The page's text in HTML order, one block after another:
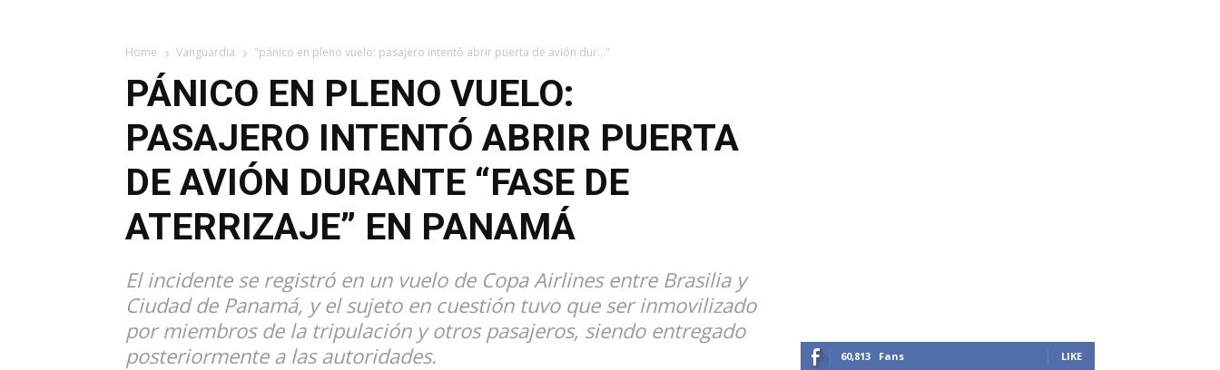
Home Vanguardia "pánico en pleno vuelo: pasajero intentó abrir puerta de avión dur..."
PÁNICO EN PLENO VUELO:
PASAJERO INTENTÓ ABRIR PUERTA
DE AVIÓN DURANTE “FASE DE
ATERRIZAJE” EN PANAMÁ
El incidente se registró en un vuelo de Copa Airlines entre Brasilia y
Ciudad de Panamá, y el sujeto en cuestión tuvo que ser inmovilizado
por miembros de la tripulación y otros pasajeros, siendo entregado
posteriormente a las autoridades.
60,813 Fans LIKE